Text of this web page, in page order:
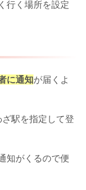
行く場所を設定
に通知が届くよ
駅を指定して登
知がくるので便